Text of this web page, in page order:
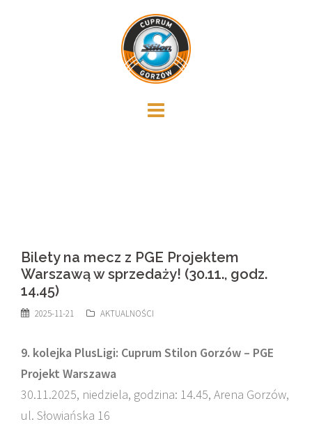
Bilety na mecz z PGE Projektem
Warszawą w sprzedaży! (30.11., godz.
14.45)
2025-11-21 AKTUALNOŚCI
9. kolejka PlusLigi: Cuprum Stilon Gorzów – PGE
Projekt Warszawa
30.11.2025, niedziela, godzina: 14.45, Arena Gorzów,
ul. Słowiańska 16